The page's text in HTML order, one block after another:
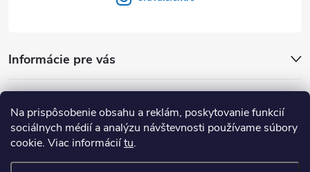
Na prispôsobenie obsahu a reklám, poskytovanie funkcií
sociálnych médií a analýzu návštevnosti používame súbory
cookie. Viac informáciítu.
Informácie pre vás